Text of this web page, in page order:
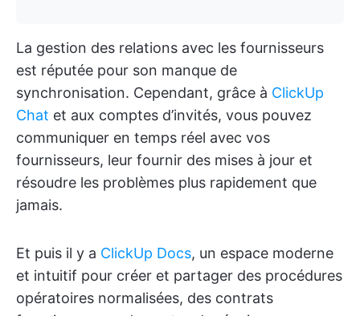
La gestion des relations avec les fournisseurs
est réputée pour son manque de
synchronisation. Cependant, grâce à ClickUp
Chat et aux comptes d’invités, vous pouvez
communiquer en temps réel avec vos
fournisseurs, leur fournir des mises à jour et
résoudre les problèmes plus rapidement que
jamais.
Et puis il y a ClickUp Docs, un espace moderne
et intuitif pour créer et partager des procédures
opératoires normalisées, des contrats